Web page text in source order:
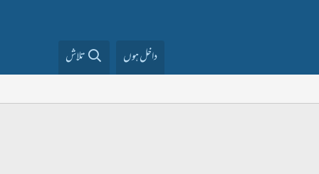
داخل ہوں تلاش